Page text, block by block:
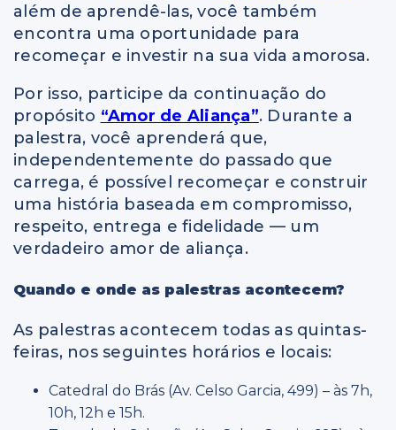
além de aprendê-las, você também
encontra uma oportunidade para
recomeçar e investir na sua vida amorosa.
Por isso, participe da continuação do
propósito “Amor de Aliança”. Durante a
palestra, você aprenderá que,
independentemente do passado que
carrega, é possível recomeçar e construir
uma história baseada em compromisso,
respeito, entrega e fidelidade — um
verdadeiro amor de aliança.
Quando e onde as palestras acontecem?
As palestras acontecem todas as quintas-
feiras, nos seguintes horários e locais:
Catedral do Brás (Av. Celso Garcia, 499) – às 7h,
10h, 12h e 15h.